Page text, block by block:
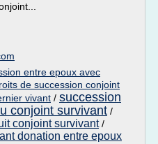
entre epoux avec
de succession conjoint
vivant / succession
conjoint survivant /
conjoint survivant/
donation entre epoux